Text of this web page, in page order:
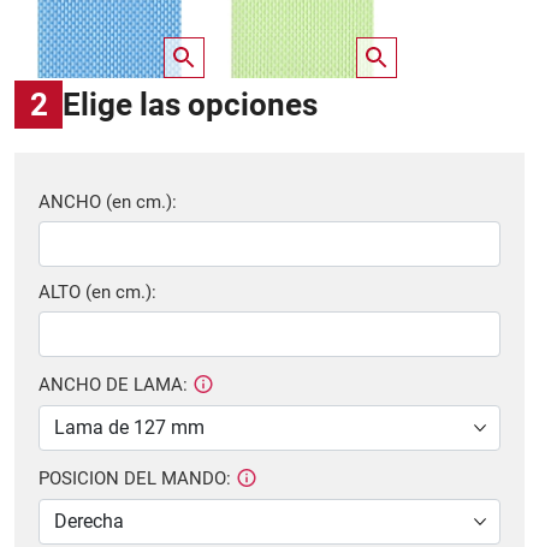
2 Elige las opciones
ANCHO (en cm.):
ALTO (en cm.):
ANCHO DE LAMA:
POSICION DEL MANDO: